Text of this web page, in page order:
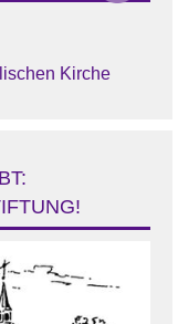
Kirche